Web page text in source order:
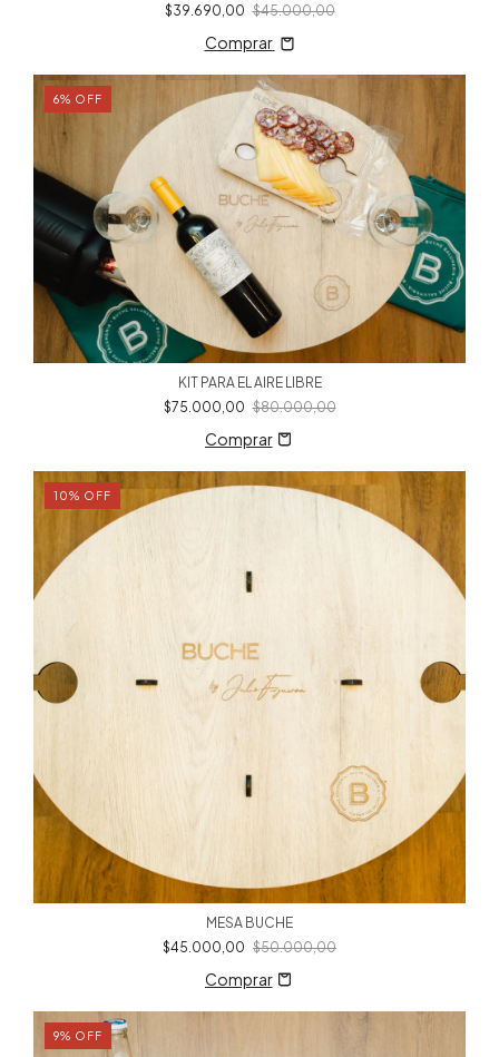
$39.690,00 $45.000,00
Comprar
6% OFF
KIT PARA EL AIRE LIBRE
$75.000,00 $80.000,00
10% OFF
MESA BUCHE
$45.000,00 $50.000,00
9% OFF